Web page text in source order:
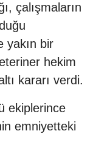
çalışmaların
yakın bir
hekim
kararı verdi.
ekiplerince
emniyetteki